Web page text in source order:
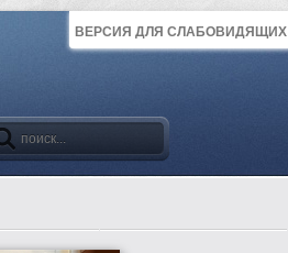
ВЕРСИЯ ДЛЯ СЛАБОВИДЯЩИХ